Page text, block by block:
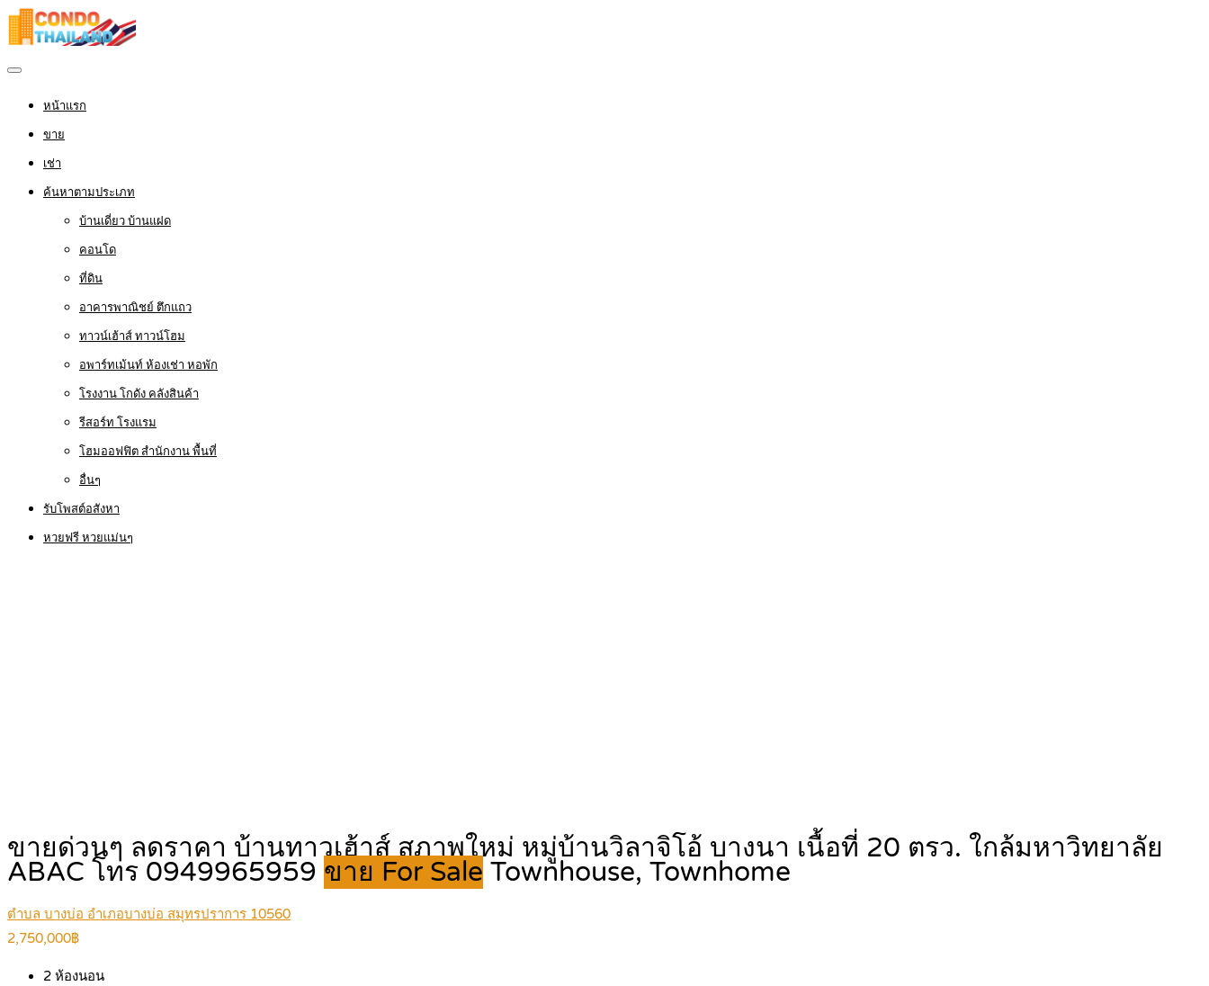
หน้าแรก
ขาย
เช่า
ค้นหาตามประเภท
บ้านเดี่ยว บ้านแฝด
คอนโด
ที่ดิน
อาคารพาณิชย์ ตึกแถว
ทาวน์เฮ้าส์ ทาวน์โฮม
อพาร์ทเม้นท์ ห้องเช่า หอพัก
โรงงาน โกดัง คลังสินค้า
รีสอร์ท โรงแรม
โฮมออฟฟิต สำนักงาน พื้นที่
อื่นๆ
รับโพสต์อสังหา
หวยฟรี หวยแม่นๆ
ขายด่วนๆ ลดราคา บ้านทาวเฮ้าส์ สภาพใหม่ หมู่บ้านวิลาจิโอ้ บางนา เนื้อที่ 20 ตรว. ใกล้มหาวิทยาลัย
ABAC โทร 0949965959 ขาย For Sale Townhouse, Townhome
ตำบล บางบ่อ อำเภอบางบ่อ สมุทรปราการ 10560
2,750,000฿
2 ห้องนอน